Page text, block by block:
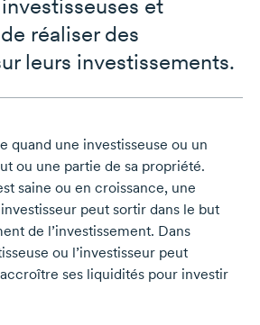
et
réaliser des
leurs investissements.
quand une investisseuse ou un
ou une partie de sa propriété.
saine ou en croissance, une
peut sortir dans le but
de l’investissement. Dans
ou l’investisseur peut
ses liquidités pour investir